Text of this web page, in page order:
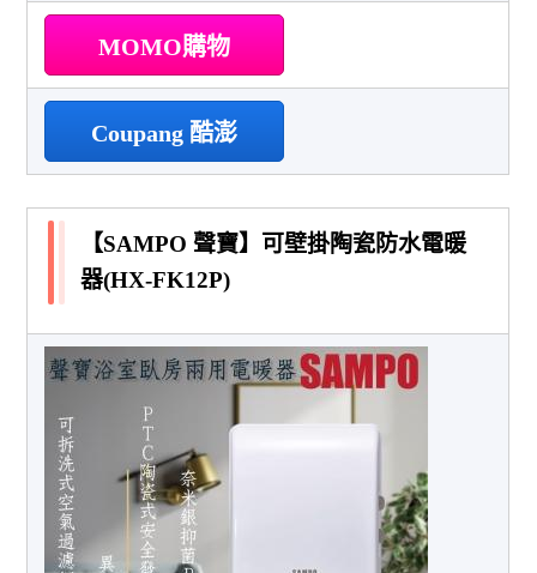
MOMO購物
Coupang 酷澎
【SAMPO 聲寶】可壁掛陶瓷防水電暖
器(HX-FK12P)